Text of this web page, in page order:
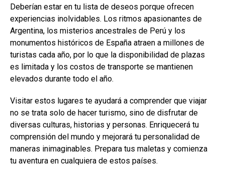
Deberían estar en tu lista de deseos porque ofrecen
experiencias inolvidables. Los ritmos apasionantes de
Argentina, los misterios ancestrales de Perú y los
monumentos históricos de España atraen a millones de
turistas cada año, por lo que la disponibilidad de plazas
es limitada y los costos de transporte se mantienen
elevados durante todo el año.
Visitar estos lugares te ayudará a comprender que viajar
no se trata solo de hacer turismo, sino de disfrutar de
diversas culturas, historias y personas. Enriquecerá tu
comprensión del mundo y mejorará tu personalidad de
maneras inimaginables. Prepara tus maletas y comienza
tu aventura en cualquiera de estos países.